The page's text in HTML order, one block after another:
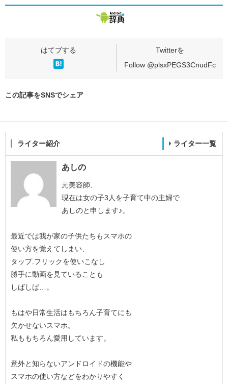
Follow @plsxPEGS3CnudFc
この記事をSNSでシェア
ライター紹介 ライター一覧
あしの
元美容師、
現在は女の子3人を子育て中の主婦で
あしのと申します♪。
最近では我が家の子供たちもスマホの
使い方を覚えてしまい、
タップ.フリックを使いこなし
勝手に動画を見ていることも
しばしば…。
もはや日常生活はもちろん子育てにも
欠かせないスマホ。
私ももちろん愛用しています。
意外と知らないアンドロイドの機能や
スマホの使い方などをわかりやすく